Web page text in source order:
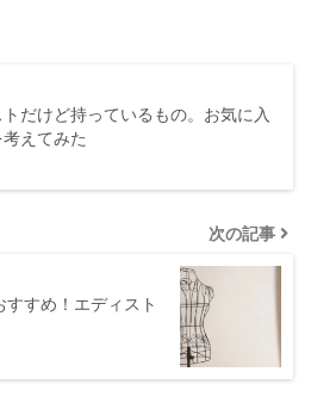
トだけど持っているもの。お気に入
えてみた
次の記事
すめ！エディスト